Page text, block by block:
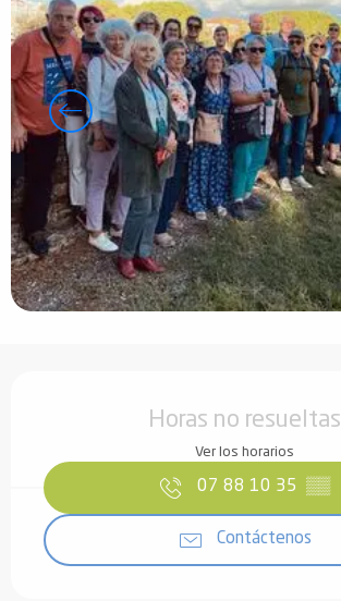
Horas no resueltas
Ver los horarios
07 88 10 35 ▒▒
Contáctenos